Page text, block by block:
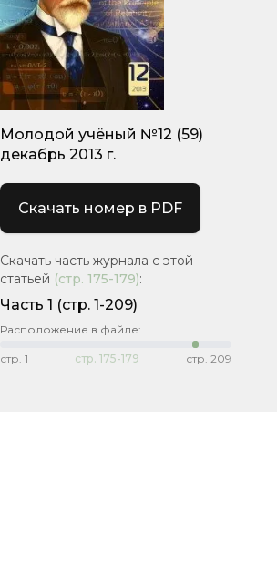
Молодой учёный №12 (59)
декабрь 2013 г.
Скачать номер в PDF
Скачать часть журнала с этой
статьей (стр. 175-179):
Часть 1 (стр. 1-209)
Расположение в файле:
стр. 1 стр. 175-179 стр. 209